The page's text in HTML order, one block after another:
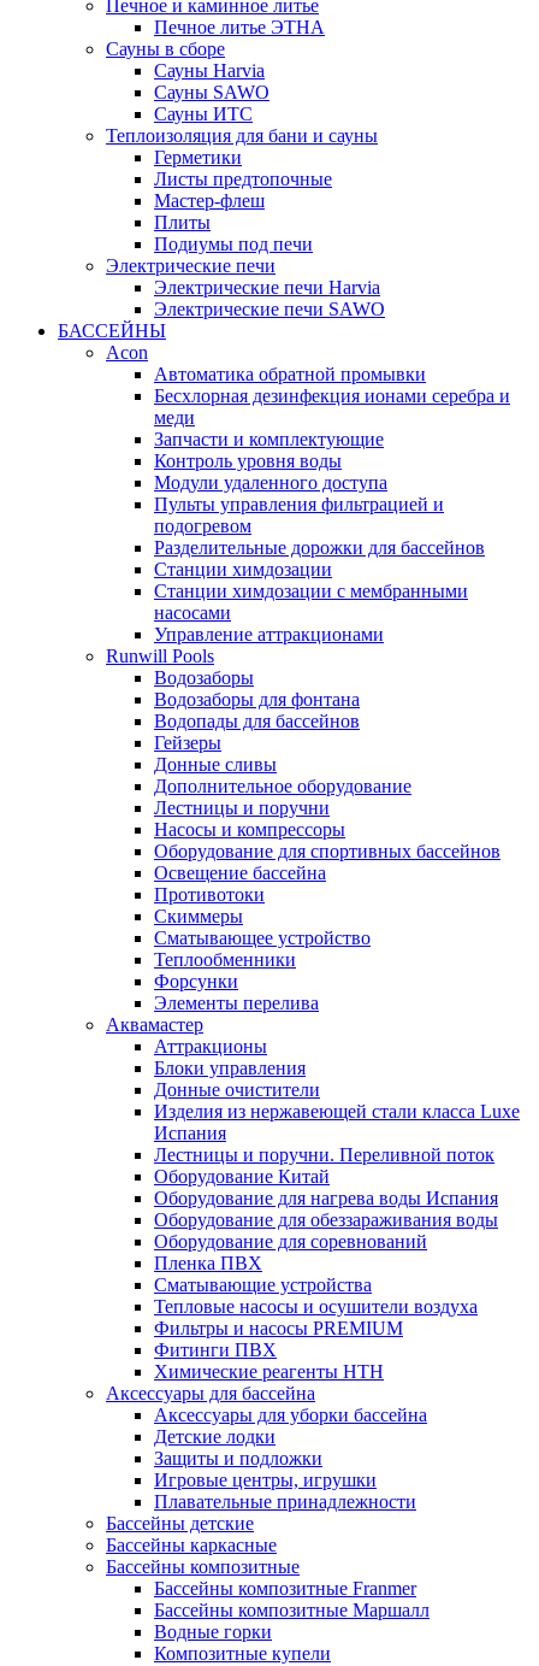
Печное и каминное литье
Печное литье ЭТНА
Сауны в сборе
Cауны Harvia
Сауны SAWO
Сауны ИТС
Теплоизоляция для бани и сауны
Герметики
Листы предтопочные
Мастер-флеш
Плиты
Подиумы под печи
Электрические печи
Электрические печи Harvia
Электрические печи SAWO
БАССЕЙНЫ
Acon
Автоматика обратной промывки
Беcхлорная дезинфекция ионами серебра и
меди
Запчасти и комплектующие
Контроль уровня воды
Модули удаленного доступа
Пульты управления фильтрацией и
подогревом
Разделительные дорожки для бассейнов
Станции химдозации
Станции химдозации с мембранными
насосами
Управление аттракционами
Runwill Pools
Водозаборы
Водозаборы для фонтана
Водопады для бассейнов
Гейзеры
Донные сливы
Дополнительное оборудование
Лестницы и поручни
Насосы и компрессоры
Оборудование для спортивных бассейнов
Освещение бассейна
Противотоки
Скиммеры
Сматывающее устройство
Теплообменники
Форсунки
Элементы перелива
Аквамастер
Аттракционы
Блоки управления
Донные очистители
Изделия из нержавеющей стали класса Luxe
Испания
Лестницы и поручни. Переливной поток
Оборудование Китай
Оборудование для нагрева воды Испания
Оборудование для обеззараживания воды
Оборудование для соревнований
Пленка ПВХ
Сматывающие устройства
Тепловые насосы и осушители воздуха
Фильтры и насосы PREMIUM
Фитинги ПВХ
Химические реагенты HTH
Аксессуары для бассейна
Аксессуары для уборки бассейна
Детские лодки
Защиты и подложки
Игровые центры, игрушки
Плавательные принадлежности
Бассейны детские
Бассейны каркасные
Бассейны композитные
Бассейны композитные Franmer
Бассейны композитные Маршалл
Водные горки
Композитные купели